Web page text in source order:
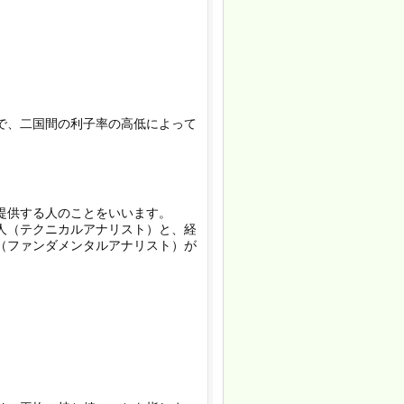
二国間の利子率の高低によって
する人のことをいいます。
テクニカルアナリスト）と、経
ファンダメンタルアナリスト）が